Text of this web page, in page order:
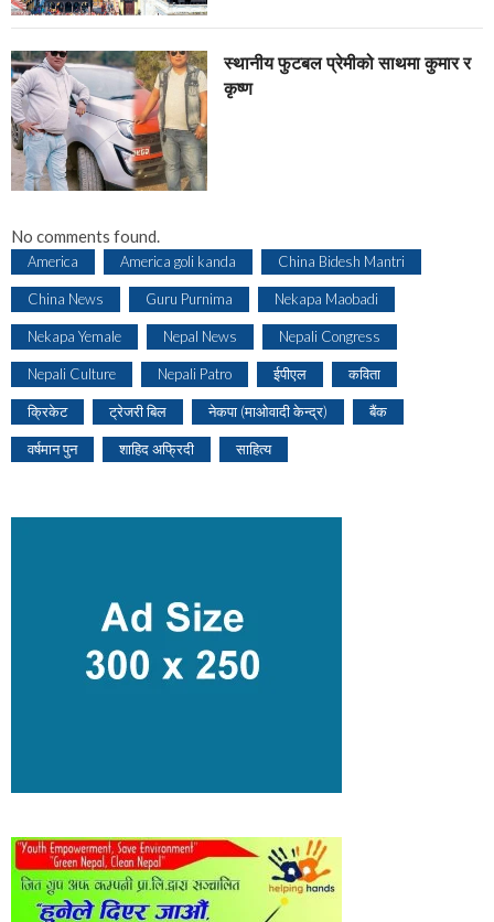
स्थानीय फुटबल प्रेमीको साथमा कुमार र
कृष्ण
No comments found.
America America goli kanda China Bidesh Mantri
China News Guru Purnima Nekapa Maobadi
Nekapa Yemale Nepal News Nepali Congress
Nepali Culture Nepali Patro ईपीएल कविता
क्रिकेट ट्रेजरी बिल नेकपा (माओवादी केन्द्र) बैंक
वर्षमान पुन शाहिद अफ्रिदी साहित्य